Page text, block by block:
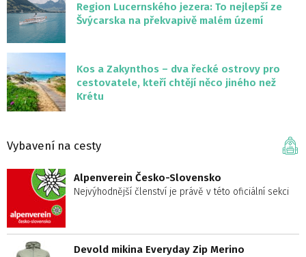
Region Lucernského jezera: To nejlepší ze
Švýcarska na překvapivě malém území
Kos a Zakynthos – dva řecké ostrovy pro
cestovatele, kteří chtějí něco jiného než
Krétu
Vybavení na cesty
Alpenverein Česko-Slovensko
Nejvýhodnější členství je právě v této oficiální sekci
Devold mikina Everyday Zip Merino